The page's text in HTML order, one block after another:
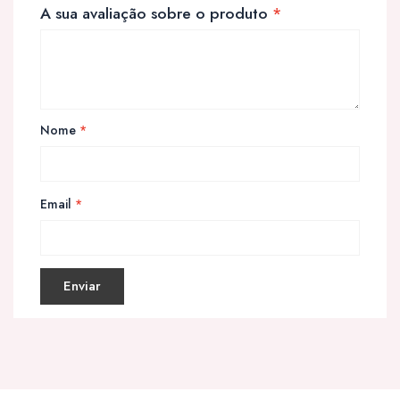
A sua avaliação sobre o produto *
Nome *
Email *